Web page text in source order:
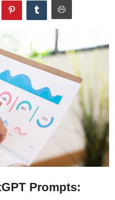
Prompts: